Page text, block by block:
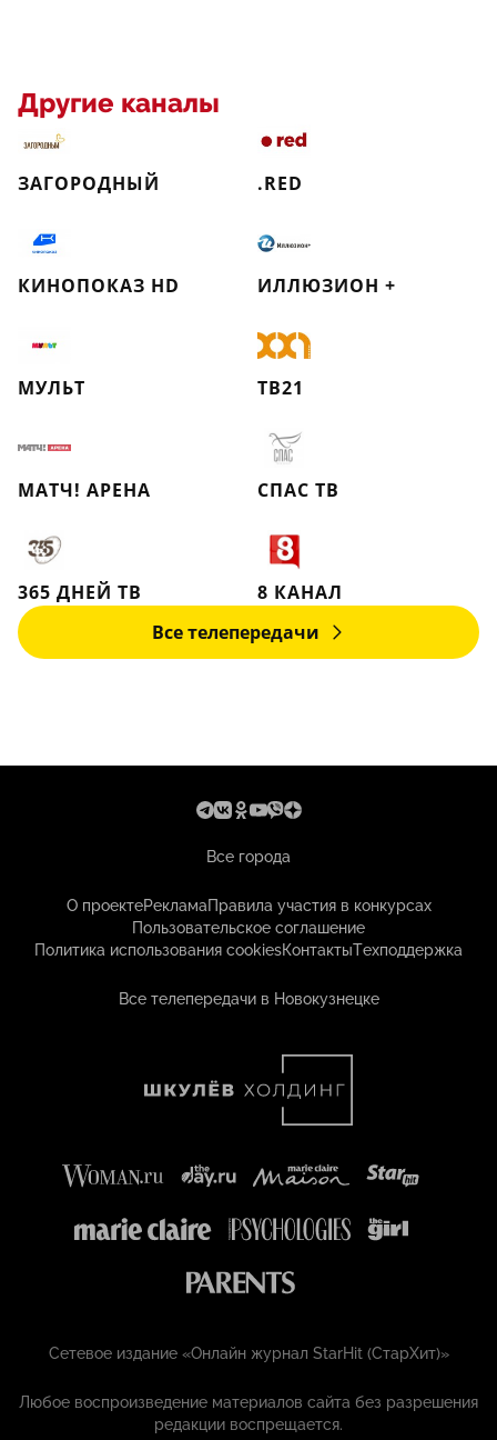
Другие каналы
ЗАГОРОДНЫЙ .RED
КИНОПОКАЗ HD ИЛЛЮЗИОН +
МУЛЬТ ТВ21
МАТЧ! АРЕНА СПАС ТВ
365 ДНЕЙ ТВ
8 КАНАЛ
Все телепередачи
Все города
О проектеРекламаПравила участия в конкурсах
Пользовательское соглашение
Политика использования cookiesКонтактыТехподдержка
Все телепередачи в Новокузнецке
Сетевое издание «Онлайн журнал StarHit (СтарХит)»
Любое воспроизведение материалов сайта без разрешения
редакции воспрещается.